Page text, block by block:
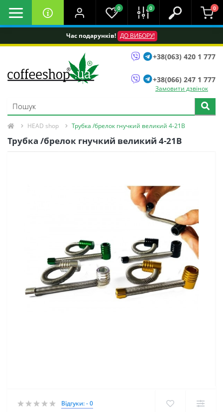
Час подарунків! ДО ВИБОРУ!
0 0 0
+38(063) 420 1 777
+38(066) 247 1 777
Замовити дзвінок
HEAD shop Трубка /брелок гнучкий великий 4-21B
Трубка /брелок гнучкий великий 4-21B
Відгуки: - 0